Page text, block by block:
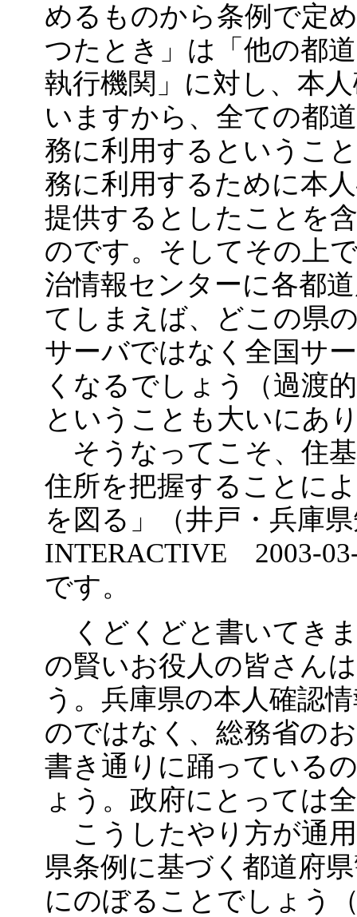
めるものから条例で定
つたとき」は「他の都
執行機関」に対し、本
いますから、全ての都
務に利用するというこ
務に利用するために本
提供するとしたことを
のです。そしてその上
治情報センターに各都
てしまえば、どこの県
サーバではなく全国サ
くなるでしょう（過渡
ということも大いにあ
そうなってこそ、住
住所を把握することに
を図る」（井戸・兵庫
INTERACTIVE 2003-
です。
くどくどと書いてき
の賢いお役人の皆さん
う。兵庫県の本人確認
のではなく、総務省の
書き通りに踊っている
ょう。政府にとっては
こうしたやり方が通
県条例に基づく都道府
にのぼることでしょう